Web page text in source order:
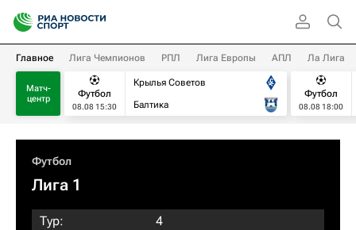
Главное Лига Чемпионов РПЛ Лига Европы АПЛ Ла Лига
Матч-
центр
Футбол
08.08 15:30
Крылья Советов
Балтика
Футбол
08.08 18:00
Футбол
Лига 1
Тур:
4